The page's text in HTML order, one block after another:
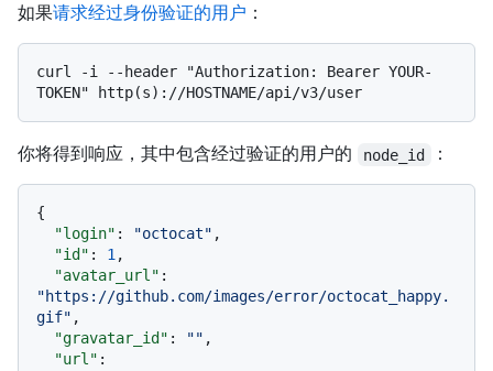
如果请求经过身份验证的用户 ：
curl -i --header "Authorization: Bearer YOUR-
你将得到响应，其中包含经过验证的用户的 node_id ：
{
"login" : "octocat" ,
"id" : 1,
"avatar_url" :
"https://github.com/images/error/octocat_happy.
gif" ,
"gravatar_id" : "" ,
"url" :